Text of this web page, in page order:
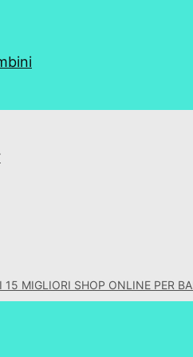
15 MIGLIORI SHOP ONLINE PER